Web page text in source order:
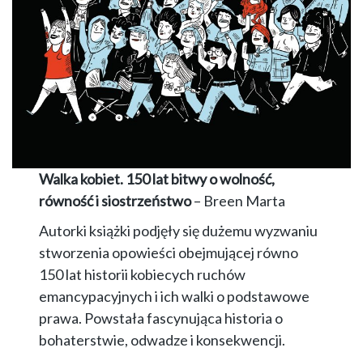
Walka kobiet. 150 lat bitwy o wolność,
równość i siostrzeństwo– Breen Marta
Autorki książki podjęły się dużemu wyzwaniu
stworzenia opowieści obejmującej równo
150 lat historii kobiecych ruchów
emancypacyjnych i ich walki o podstawowe
prawa. Powstała fascynująca historia o
bohaterstwie, odwadze i konsekwencji.